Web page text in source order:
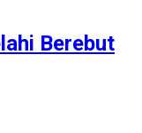
Berebut